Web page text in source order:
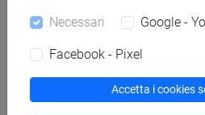
CONTEMPORANEA -
(DM270)
Necessari Google -
Facebook - Pixel
Accetta i cookies